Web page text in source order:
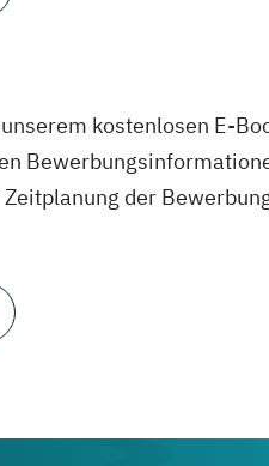
kostenlosen E-
der